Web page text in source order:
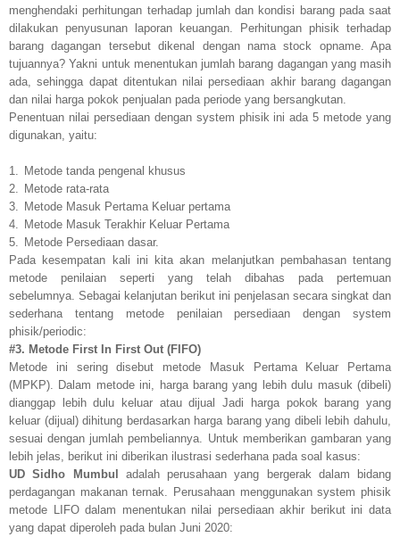
menghendaki perhitungan terhadap jumlah dan kondisi barang pada saat
dilakukan penyusunan laporan keuangan. Perhitungan phisik terhadap
barang dagangan tersebut dikenal dengan nama stock opname. Apa
tujuannya? Yakni untuk menentukan jumlah barang dagangan yang masih
ada, sehingga dapat ditentukan nilai persediaan akhir barang dagangan
dan nilai harga pokok penjualan pada periode yang bersangkutan.
Penentuan nilai persediaan dengan system phisik ini ada 5 metode yang
digunakan, yaitu:
1.
Metode tanda pengenal khusus
2.
Metode rata-rata
3.
Metode Masuk Pertama Keluar pertama
4.
Metode Masuk Terakhir Keluar Pertama
5.
Metode Persediaan dasar.
Pada kesempatan kali ini kita akan melanjutkan pembahasan tentang
metode penilaian seperti yang telah dibahas pada pertemuan
sebelumnya. Sebagai kelanjutan berikut ini penjelasan secara singkat dan
sederhana tentang metode penilaian persediaan dengan system
phisik/periodic:
#3. Metode First In First Out (FIFO)
Metode ini sering disebut metode Masuk Pertama Keluar Pertama
(MPKP). Dalam metode ini, harga barang yang lebih dulu masuk (dibeli)
dianggap lebih dulu keluar atau dijual Jadi harga pokok barang yang
keluar (dijual) dihitung berdasarkan harga barang yang dibeli lebih dahulu,
sesuai dengan jumlah pembeliannya. Untuk memberikan gambaran yang
lebih jelas, berikut ini diberikan ilustrasi sederhana pada soal kasus:
UD Sidho Mumbul adalah perusahaan yang bergerak dalam bidang
perdagangan makanan ternak. Perusahaan menggunakan system phisik
metode LIFO dalam menentukan nilai persediaan akhir berikut ini data
yang dapat diperoleh pada bulan Juni 2020: